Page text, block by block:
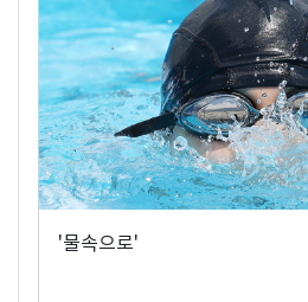
'물속으로'